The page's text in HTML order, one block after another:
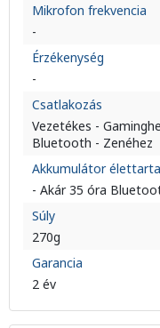
Mikrofon frekvencia
-
Érzékenység
-
Csatlakozás
Vezetékes -
Bluetooth - Zenéhez
Akkumulátor
- Akár 35 óra
Súly
270g
Garancia
2 év